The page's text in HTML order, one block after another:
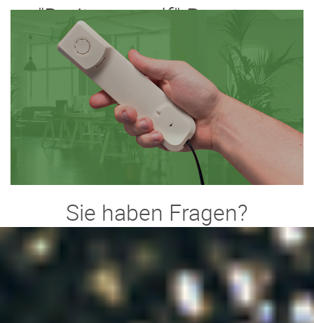
"Do it yourself"-Beratung
Sie haben Fragen?